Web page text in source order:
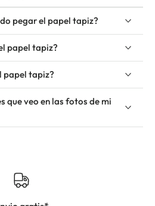
pegar el papel tapiz?
papel tapiz?
papel tapiz?
que veo en las fotos de mi